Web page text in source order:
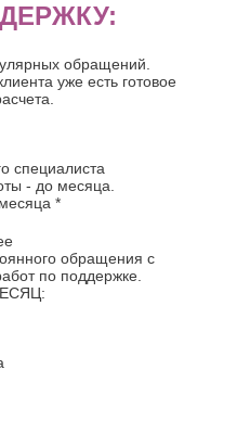
обращений.
уже есть готовое
специалиста
- до месяца
*
обращения с
по поддержке.